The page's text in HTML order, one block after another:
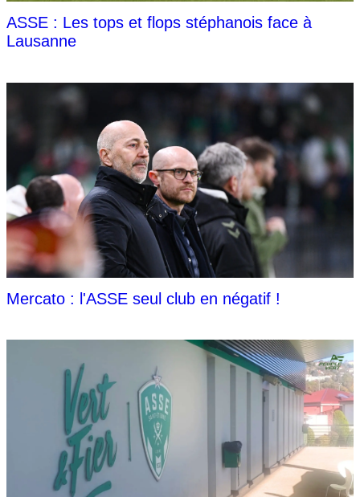
ASSE : Les tops et flops stéphanois face à
Lausanne
Mercato : l'ASSE seul club en négatif !